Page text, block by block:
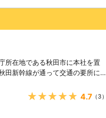
所在地である秋田市に本社を置
田新幹線が通って交通の要所にな
さまざまな市町村へ出張すること
しているので、緊急に作業が必
いと思って放置してはいけませ
★★★★★ 4.7 （3）